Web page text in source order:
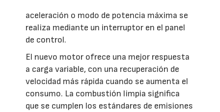
aceleración o modo de potencia máxima se
realiza mediante un interruptor en el panel
de control.
El nuevo motor ofrece una mejor respuesta
a carga variable, con una recuperación de
velocidad más rápida cuando se aumenta el
consumo. La combustión limpia significa
que se cumplen los estándares de emisiones